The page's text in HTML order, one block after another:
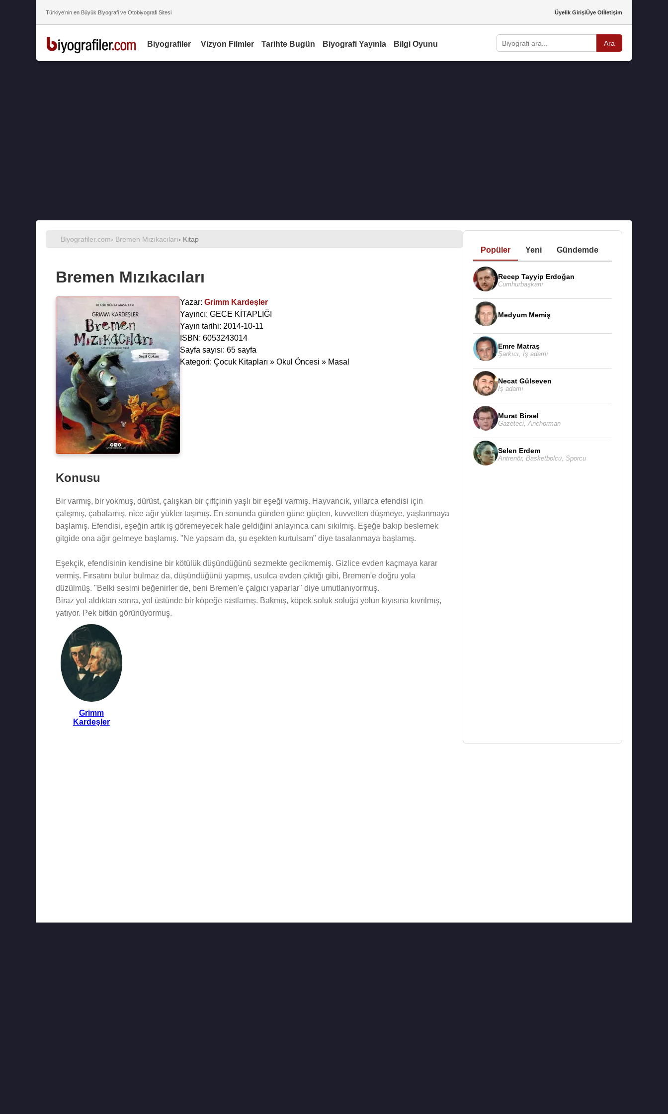
Türkiye’nin en Büyük Biyografi ve Otobiyografi Sitesi Üyelik GirişiÜye Olİletişim
Biyografiler Vizyon Filmler Tarihte Bugün Biyografi Yayınla Bilgi Oyunu Ara
Biyografiler.com› Bremen Mızıkacıları› Kitap
Bremen Mızıkacıları
Yazar: Grimm Kardeşler
Yayıncı: GECE KİTAPLIĞI
Yayın tarihi: 2014-10-11
ISBN: 6053243014
Sayfa sayısı: 65 sayfa
Kategori: Çocuk Kitapları » Okul Öncesi » Masal
Konusu
Bir varmış, bir yokmuş, dürüst, çalışkan bir çiftçinin yaşlı bir eşeği varmış. Hayvancık, yıllarca efendisi için
çalışmış, çabalamış, nice ağır yükler taşımış. En sonunda günden güne güçten, kuvvetten düşmeye, yaşlanmaya
başlamış. Efendisi, eşeğin artık iş göremeyecek hale geldiğini anlayınca canı sıkılmış. Eşeğe bakıp beslemek
gitgide ona ağır gelmeye başlamış. "Ne yapsam da, şu eşekten kurtulsam" diye tasalanmaya başlamış.
Eşekçik, efendisinin kendisine bir kötülük düşündüğünü sezmekte gecikmemiş. Gizlice evden kaçmaya karar
vermiş. Fırsatını bulur bulmaz da, düşündüğünü yapmış, usulca evden çıktığı gibi, Bremen'e doğru yola
düzülmüş. "Belki sesimi beğenirler de, beni Bremen'e çalgıcı yaparlar" diye umutlanıyormuş.
Biraz yol aldıktan sonra, yol üstünde bir köpeğe rastlamış. Bakmış, köpek soluk soluğa yolun kıyısına kıvrılmış,
yatıyor. Pek bitkin görünüyormuş.
Grimm
Kardeşler
Popüler Yeni Gündemde
Recep Tayyip Erdoğan
Cumhurbaşkanı
Medyum Memiş
Emre Matraş
Şarkıcı İş adamı
Necat Gülseven
İş adamı
Murat Birsel
Gazeteci, Anchorman
Selen Erdem
Antrenör, Basketbolcu, Sporcu